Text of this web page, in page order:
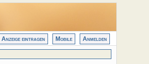
Anzeige eintragen Mobile Anmelden